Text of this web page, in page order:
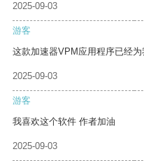
2025-09-03
游客
这款加速器VPM应用程序已经为
2025-09-03
游客
我喜欢这个软件 作者加油
2025-09-03